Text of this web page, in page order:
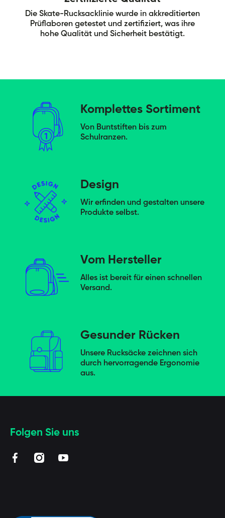
Die Skate-Rucksacklinie wurde in akkreditierten
Prüflaboren getestet und zertifiziert, was ihre
hohe Qualität und Sicherheit bestätigt.
Komplettes Sortiment
Von Buntstiften bis zum
Schulranzen.
Design
Wir erfinden und gestalten unsere
Produkte selbst.
Vom Hersteller
Alles ist bereit für einen schnellen
Versand.
Gesunder Rücken
Unsere Rucksäcke zeichnen sich
durch hervorragende Ergonomie
aus.
Folgen Sie uns
facebookcom/BAAGLde
instagramcom/baaglde/?hl=de
youtubecom/channel/